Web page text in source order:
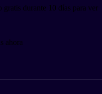
gratis durante 10 días para ver
ahora